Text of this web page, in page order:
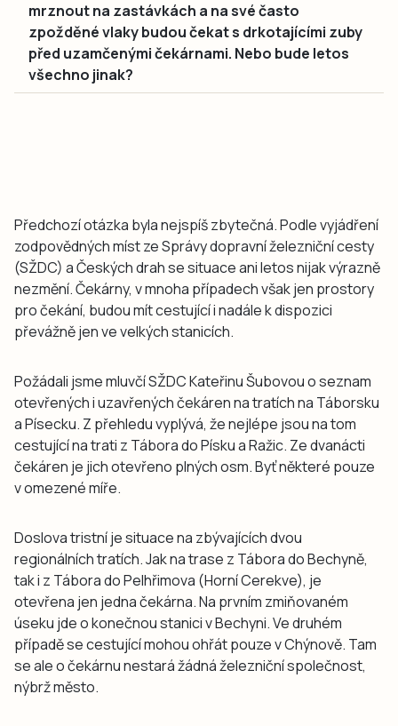
mrznout na zastávkách a na své často
zpožděné vlaky budou čekat s drkotajícími zuby
před uzamčenými čekárnami. Nebo bude letos
všechno jinak?
Předchozí otázka byla nejspíš zbytečná. Podle vyjádření
zodpovědných míst ze Správy dopravní železniční cesty
(SŽDC) a Českých drah se situace ani letos nijak výrazně
nezmění. Čekárny, v mnoha případech však jen prostory
pro čekání, budou mít cestující i nadále k dispozici
převážně jen ve velkých stanicích.
Požádali jsme mluvčí SŽDC Kateřinu Šubovou o seznam
otevřených i uzavřených čekáren na tratích na Táborsku
a Písecku. Z přehledu vyplývá, že nejlépe jsou na tom
cestující na trati z Tábora do Písku a Ražic. Ze dvanácti
čekáren je jich otevřeno plných osm. Byť některé pouze
v omezené míře.
Doslova tristní je situace na zbývajících dvou
regionálních tratích. Jak na trase z Tábora do Bechyně,
tak i z Tábora do Pelhřimova (Horní Cerekve), je
otevřena jen jedna čekárna. Na prvním zmiňovaném
úseku jde o konečnou stanici v Bechyni. Ve druhém
případě se cestující mohou ohřát pouze v Chýnově. Tam
se ale o čekárnu nestará žádná železniční společnost,
nýbrž město.